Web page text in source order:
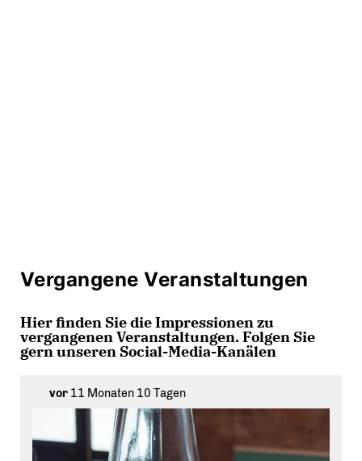
Vergangene Veranstaltungen
Hier finden Sie die Impressionen zu
vergangenen Veranstaltungen. Folgen Sie
gern unseren Social-Media-Kanälen
vor11 Monaten 10 Tagen